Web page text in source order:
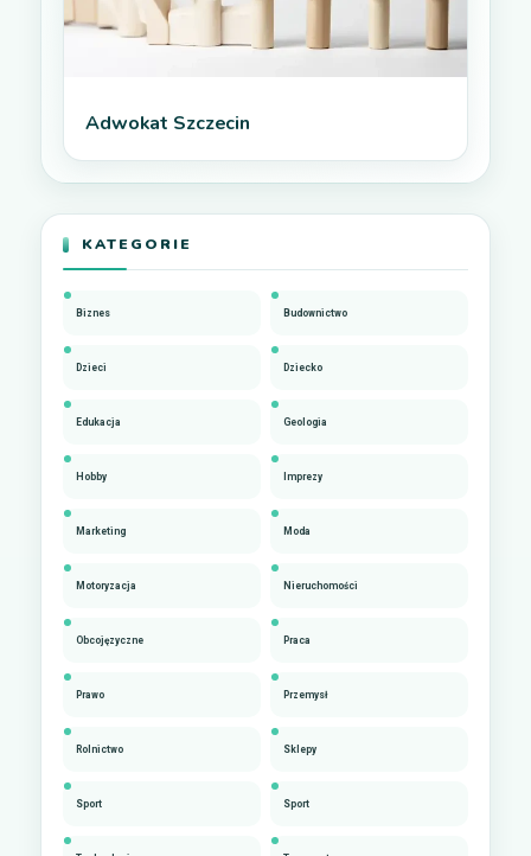
Adwokat Szczecin
KATEGORIE
Biznes Budownictwo
Dzieci Dziecko
Edukacja Geologia
Hobby Imprezy
Marketing Moda
Motoryzacja Nieruchomości
Obcojęzyczne Praca
Prawo Przemysł
Rolnictwo Sklepy
Sport Sport